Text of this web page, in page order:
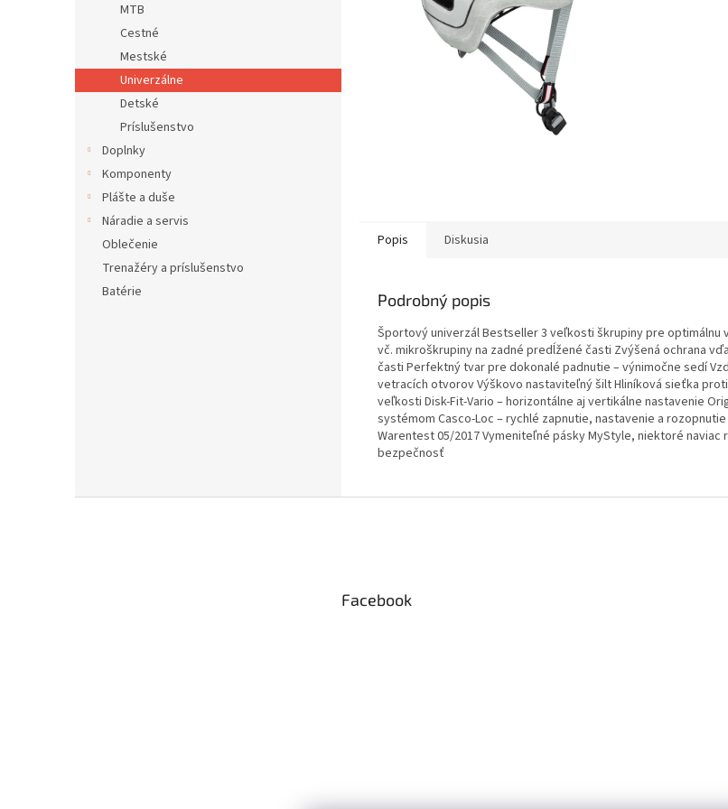
MTB
Cestné
Mestské
Univerzálne
Detské
Príslušenstvo
Doplnky
Komponenty
Plášte a duše
Náradie a servis
Oblečenie
Trenažéry a príslušenstvo
Batérie
Popis Diskusia
Podrobný popis
Športový univerzál Bestseller 3 veľkosti škrupiny pre optimálnu
vč. mikroškrupiny na zadné predĺžené časti Zvýšená ochrana
časti Perfektný tvar pre dokonalé padnutie – výnimočne sedí
vetracích otvorov Výškovo nastaviteľný šilt Hliníková sieťka
veľkosti Disk-Fit-Vario – horizontálne aj vertikálne nastavenie
systémom Casco-Loc – rychlé zapnutie, nastavenie a
Warentest 05/2017 Vymeniteľné pásky MyStyle, niektoré naviac
bezpečnosť
Facebook